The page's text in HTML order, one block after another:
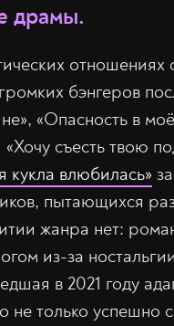
драмы.
отношениях
бэнгеров
«Опасность в
«Хочу съесть твою
влюбилась»
пытающихся
жанра нет:
из-за
в 2021 году
не только успешно